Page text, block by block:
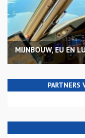
MIJNBOUW, EU EN
PARTNERS